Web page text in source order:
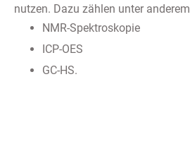
nutzen. Dazu zählen unter anderem
NMR-Spektroskopie
ICP-OES
GC-HS.